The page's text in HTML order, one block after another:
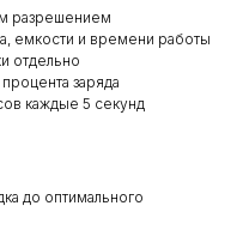
разрешением
емкости и времени работы
отдельно
заряда
каждые 5 секунд
до оптимального